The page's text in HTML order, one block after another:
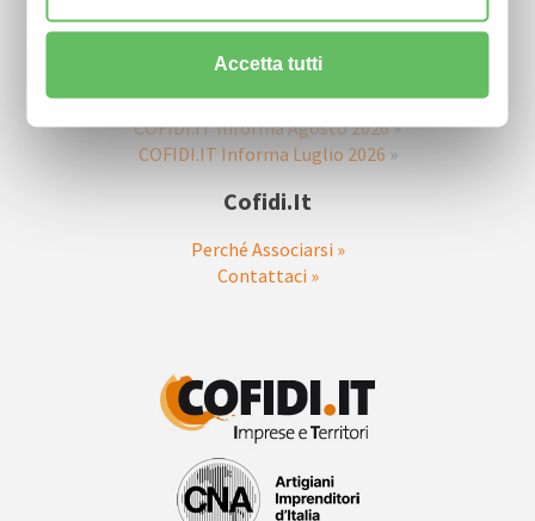
Ultime Newsletter
COFIDI.IT Informa Agosto 2026»
COFIDI.IT Informa Luglio 2026 »
Cofidi.it
Perché Associarsi »
Contattaci »
Accetta tutti